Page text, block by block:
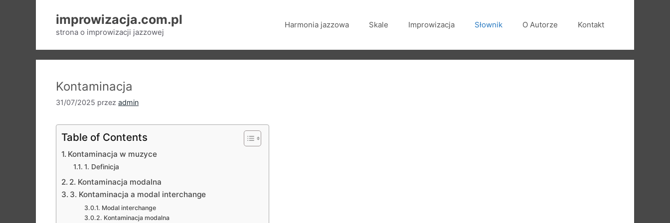
improwizacja.com.pl
strona o improwizacji jazzowej
Harmonia jazzowa Skale Improwizacja Słownik O Autorze Kontakt
Kontaminacja
31/07/2025 przez admin
Table of Contents
Kontaminacja w muzyce
1. Definicja
2. Kontaminacja modalna
3. Kontaminacja a modal interchange
Modal interchange
Kontaminacja modalna